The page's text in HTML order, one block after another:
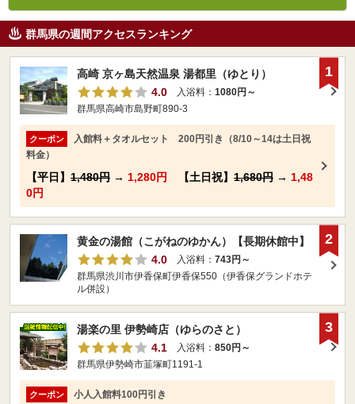
群馬県の週間アクセスランキング
高崎 京ヶ島天然温泉 湯都里（ゆとり）
4.0
入浴料： 1080円～
群馬県高崎市島野町890-3
クーポン
入館料＋タオルセット 200円引き（8/10～14は土日祝
料金）
【平日】 1,480円 → 1,280円 【土日祝】 1,680円 → 1,48
0円
1
黄金の湯館（こがねのゆかん）【長期休館中】
4.0
入浴料： 743円～
群馬県渋川市伊香保町伊香保550（伊香保グランドホテ
ル併設）
2
湯楽の里 伊勢崎店（ゆらのさと）
4.1
入浴料： 850円～
群馬県伊勢崎市韮塚町1191-1
クーポン 小人入館料100円引き
3